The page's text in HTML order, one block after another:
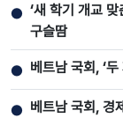
● ‘새 학기 개교
구슬땀
● 베트남 국회, ‘
● 베트남 국회, 경